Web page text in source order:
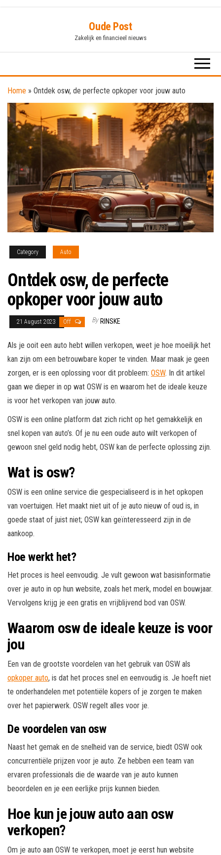
content
Oude Post
Zakelijk en financieel nieuws
Home » Ontdek osw, de perfecte opkoper voor jouw auto
Category Auto
Ontdek osw, de perfecte
opkoper voor jouw auto
21 August 2023 Off By RINSKE
Als je ooit een auto hebt willen verkopen, weet je hoe moeilijk het
kan zijn om een betrouwbare koper te vinden. Maar maak je geen
zorgen, er is een oplossing voor dit probleem: OSW. In dit artikel
gaan we dieper in op wat OSW is en waarom het de ideale keuze
is voor het verkopen van jouw auto.
OSW is een online platform dat zich richt op het gemakkelijk en
snel kopen van auto’s. Of je nu een oude auto wilt verkopen of
gewoon snel geld nodig hebt, OSW kan de perfecte oplossing zijn.
Wat is osw?
OSW is een online service die gespecialiseerd is in het opkopen
van voertuigen. Het maakt niet uit of je auto nieuw of oud is, in
goede staat of juist niet; OSW kan geïnteresseerd zijn in de
aankoop.
Hoe werkt het?
Het proces is heel eenvoudig. Je vult gewoon wat basisinformatie
over je auto in op hun website, zoals het merk, model en bouwjaar.
Vervolgens krijg je een gratis en vrijblijvend bod van OSW.
Waarom osw de ideale keuze is voor
jou
Een van de grootste voordelen van het gebruik van OSW als
opkoper auto, is dat het proces snel en eenvoudig is. Je hoeft niet
te onderhandelen met potentiële kopers of je zorgen te maken
over het papierwerk. OSW regelt alles voor je.
De voordelen van osw
Naast het gemak en de snelheid van de service, biedt OSW ook
concurrentiële prijzen voor je auto. Ze hebben een team van
ervaren professionals die de waarde van je auto kunnen
beoordelen en je een eerlijke prijs kunnen bieden.
Hoe kun je jouw auto aan osw
verkopen?
Om je auto aan OSW te verkopen, moet je eerst hun website